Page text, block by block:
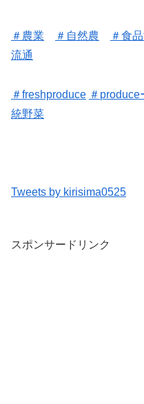
＃ 農業 ＃ 自然農 ＃食
流通
＃freshproduce ＃ produce
統野菜
Tweets by kirisima0525
スポンサードリンク